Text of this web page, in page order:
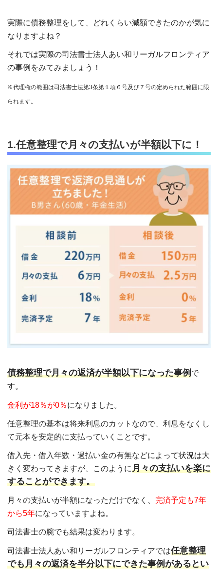
実際に債務整理をして、どれくらい減額できたのかが気に
なりますよね？
それでは実際の司法書士法人あい和リーガルフロンティア
の事例をみてみましょう！
※代理権の範囲は司法書士法第3条第１項６号及び７号の定められた範囲に限
られます。
1.任意整理で月々の支払いが半額以下に！
債務整理で月々の返済が半額以下になった事例で
す。
金利が18％が0％になりました。
任意整理の基本は将来利息のカットなので、利息をなくし
て元本を安定的に支払っていくことです。
借入先・借入年数・過払い金の有無などによって状況は大
きく変わってきますが、このように月々の支払いを楽に
することができます。
月々の支払いが半額になっただけでなく、 完済予定も7年
から5年になっていますよね。
司法書士の腕でも結果は変わります。
司法書士法人あい和リーガルフロンティアでは任意整理
でも月々の返済を半分以下にできた事例があるとい